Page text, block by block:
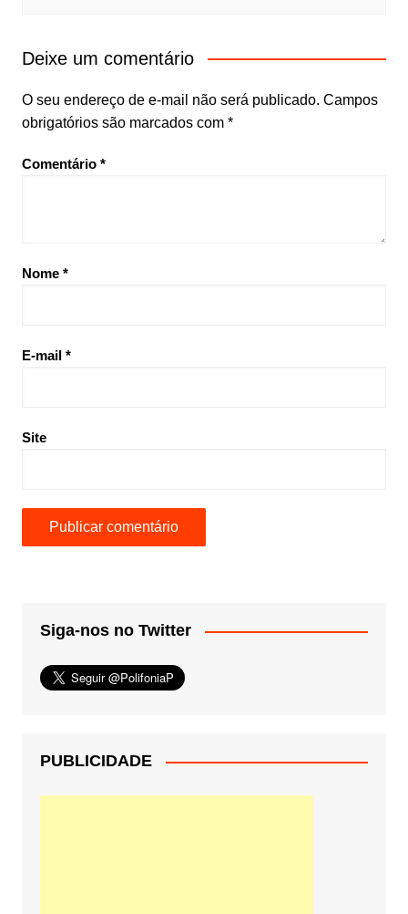
Deixe um comentário
O seu endereço de e-mail não será publicado. Campos
obrigatórios são marcados com *
Comentário *
Nome *
E-mail *
Site
Siga-nos no Twitter
PUBLICIDADE